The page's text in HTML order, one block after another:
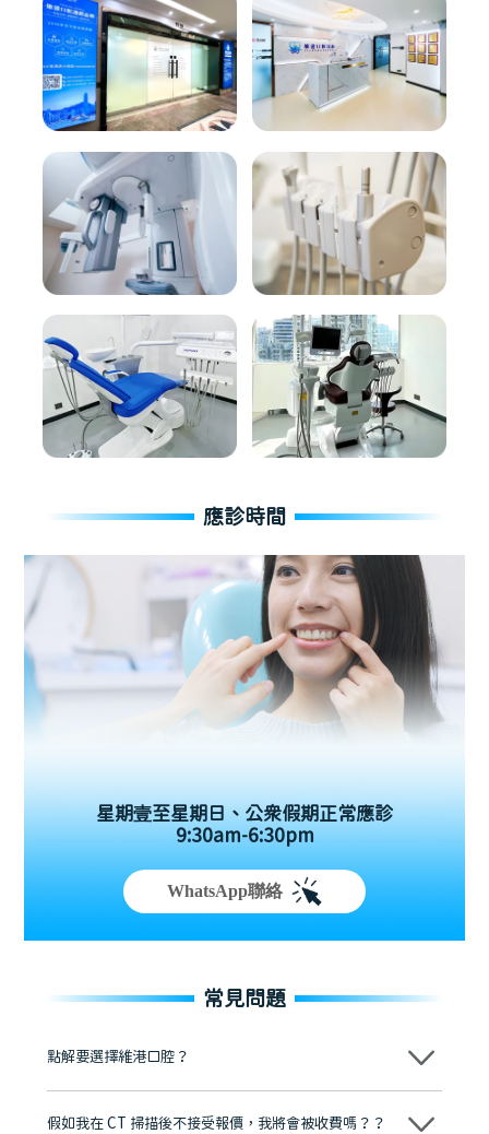
應診時間
星期壹至星期日、公眾假期正常應診
9:30am-6:30pm
WhatsApp聯絡
常見問題
點解要選擇維港口腔？
維港口腔踐行「醫道濟世」的大學校訓，各分院匯聚來自香港、內地的
牌」、「2025香港企業領袖品牌」，是諾貝爾種植系統全球放心植牙中
假如我在 CT 掃描後不接受報價，我將會被收費嗎？？